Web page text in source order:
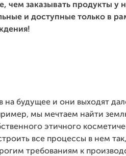
заказывать продукты у
и доступные только в
на будущее и они выходят
мы мечтаем найти
этичного
все процессы в нем
требованиям к